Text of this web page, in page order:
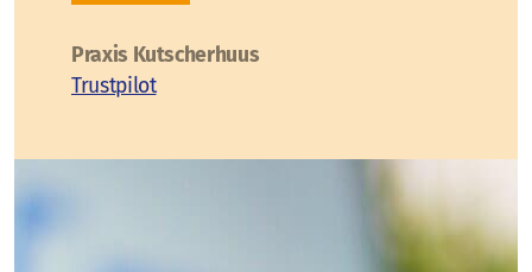
Praxis Kutscherhuus
Trustpilot